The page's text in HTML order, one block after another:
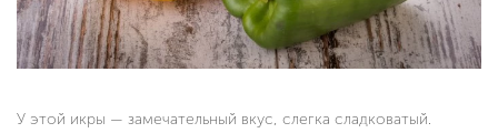
У этой икры — замечательный вкус, слегка сладковатый.